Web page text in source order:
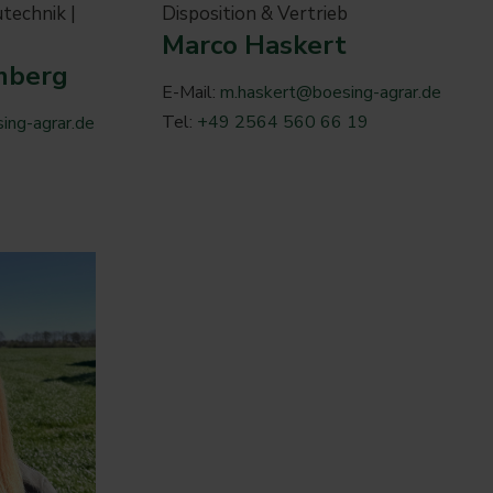
|
agrar.de
Disposition & Vertrieb
Marco Haskert
E-Mail: m.haskert@boesing-agrar.de
Tel: +49 2564 560 66 19